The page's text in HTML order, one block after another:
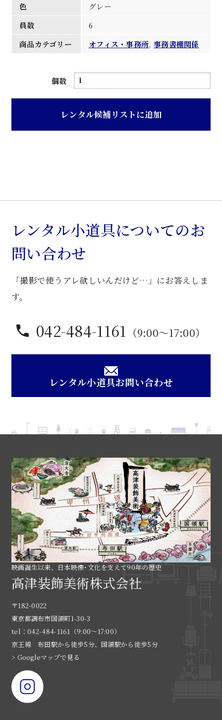
色
グレー
員数
6
商品カテゴリー
オフィス・事務所, 事務書棚関係
個数
ス
ル
レンタル候補リストに追加
レンタル小道具についてのお
問い合わせ
「撮影で使うアレ欲しいんだけど…」にお答えしま
す。
042-484-1161 （9:00〜17:00）
レンタル小道具お問い合わせ
映画誕生以来、日本映像･文化を支えて90年の歴史
高津装飾美術株式会社
〒182-0022
東京都調布市国領町1-30-3
tel：042-484-1161（9:00〜17:00）
京王線 布田駅から徒歩5分、国領駅から徒歩5分
> Googleマップで見る